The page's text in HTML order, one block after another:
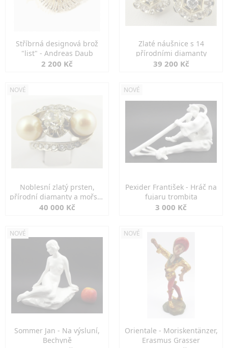
Stříbrná designová brož
"list" - Andreas Daub
2 200 Kč
Zlaté náušnice s 14
přírodními diamanty
39 200 Kč
NOVÉ
Noblesní zlatý prsten,
přírodní diamanty a mořské
perly
40 000 Kč
NOVÉ
Pexider František - Hráč na
fujaru trombita
3 000 Kč
NOVÉ
Sommer Jan - Na výsluní,
Bechyně
NOVÉ
Orientale - Moriskentänzer,
Erasmus Grasser